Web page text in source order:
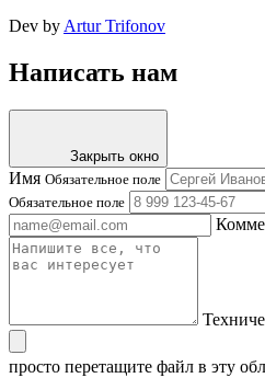
Dev by Artur Trifonov
Написать нам
Закрыть окно
Имя Обязательное поле
Обязательное поле
просто перетащите файл в эту